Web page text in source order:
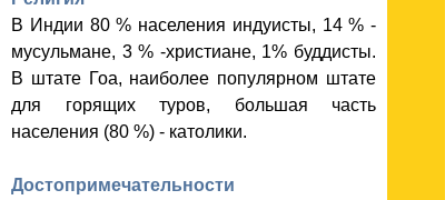
В Индии 80 % населения индуисты, 14 % -
мусульмане, 3 % -христиане, 1% буддисты.
В штате Гоа, наиболее популярном штате
для горящих туров, большая часть
населения (80 %) - католики.
Достопримечательности